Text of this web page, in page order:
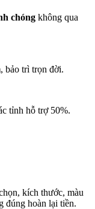
chóng không qua
, bảo trì trọn đời.
tỉnh hỗ trợ 50%.
kích thước, màu
đúng hoàn lại tiền.